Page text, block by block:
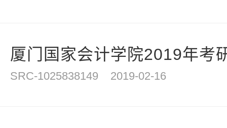
厦门国家会计学院2019年考
SRC-1025838149 2019-02-16